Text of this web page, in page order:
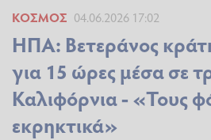
ΚΌΣΜΟΣ 04.06.2026 17:02
ΗΠΑ: Βετεράνος
για 15 ώρες μέσα σε
Καλιφόρνια - «Τους
εκρηκτικά»